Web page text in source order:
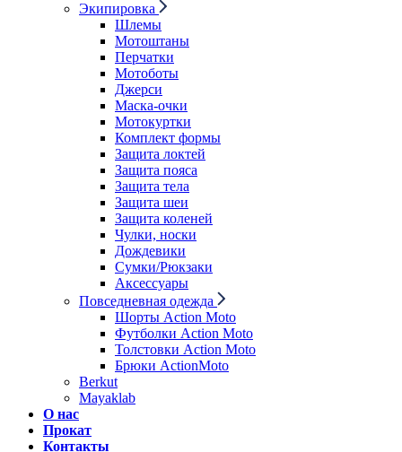
Экипировка
Шлемы
Мотоштаны
Перчатки
Мотоботы
Джерси
Маска-очки
Мотокуртки
Комплект формы
Защита локтей
Защита пояса
Защита тела
Защита шеи
Защита коленей
Чулки, носки
Дождевики
Сумки/Рюкзаки
Аксессуары
Повседневная одежда
Шорты Action Moto
Футболки Action Moto
Толстовки Action Moto
Брюки ActionMoto
Berkut
Mayaklab
О нас
Прокат
Контакты